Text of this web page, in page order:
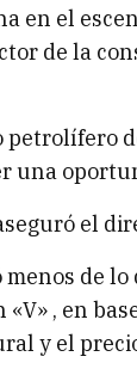
en el
de la
una
el
de lo
, en
y el